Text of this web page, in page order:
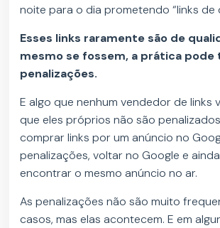
noite para o dia prometendo “links de
Esses links raramente são de
mesmo se fossem, a prática pode
penalizações.
E algo que nenhum vendedor de links
que eles próprios não são
comprar links por um anúncio no
penalizações, voltar no Google e
encontrar o mesmo anúncio no ar.
As penalizações não são muito
casos, mas elas acontecem. E em